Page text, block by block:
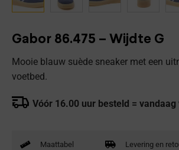
Gabor 86.475 – Wijdte G
Mooie blauw suède sneaker met een
voetbed.
Vóór 16.00 uur besteld = vandaag
Maattabel Levering en